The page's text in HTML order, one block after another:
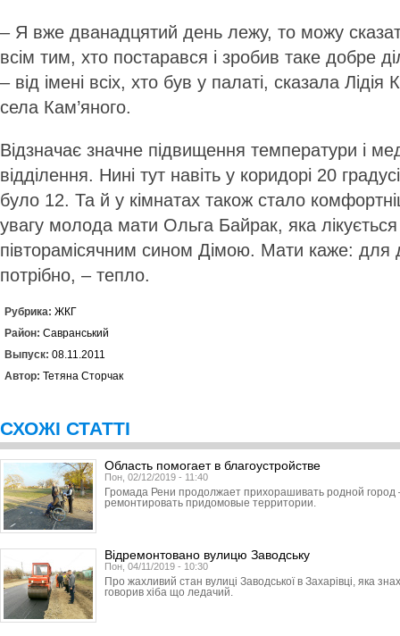
– Я вже дванадцятий день лежу, то можу
всім тим, хто постарався і зробив таке добре
– від імені всіх, хто був у палаті, сказала Лідія
села Кам’яного.
Відзначає значне підвищення температури і
відділення. Нині тут навіть у коридорі 20
було 12. Та й у кімнатах також стало
увагу молода мати Ольга Байрак, яка лікується
півторамісячним сином Дімою. Мати каже: для
потрібно, – тепло.
Рубрика: ЖКГ
Район: Савранський
Выпуск: 08.11.2011
Автор: Тетяна Сторчак
СХОЖІ СТАТТІ
Область помогает в благоустройстве
Пон, 02/12/2019 - 11:40
Громада Рени продолжает прихорашивать родной город
ремонтировать придомовые территории.
Відремонтовано вулицю Заводську
Пон, 04/11/2019 - 10:30
Про жахливий стан вулиці Заводської в Захарівці, яка
говорив хіба що ледачий.